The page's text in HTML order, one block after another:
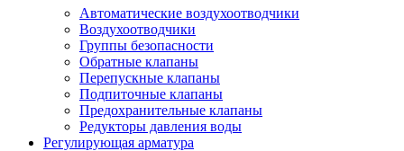
Автоматические воздухоотводчики
Воздухоотводчики
Группы безопасности
Обратные клапаны
Перепускные клапаны
Подпиточные клапаны
Предохранительные клапаны
Редукторы давления воды
Регулирующая арматура